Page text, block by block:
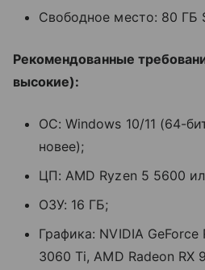
Свободное место: 80 ГБ
Рекомендованные
высокие):
ОС: Windows 10/11 (64-
новее);
ЦП: AMD Ryzen 5 5600
ОЗУ: 16 ГБ;
Графика: NVIDIA GeForce
3060 Ti, AMD Radeon RX